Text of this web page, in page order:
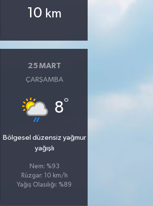
10 km
25 MART
ÇARŞAMBA
8°
Bölgesel düzensiz yağmur
yağışlı
Nem: %93
Rüzgar: 10 km/h
Yağış Olasılığı: %89